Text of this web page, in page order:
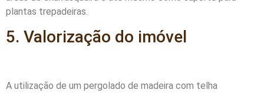
plantas trepadeiras.
5. Valorização do imóvel
A utilização de um pergolado de madeira com telha